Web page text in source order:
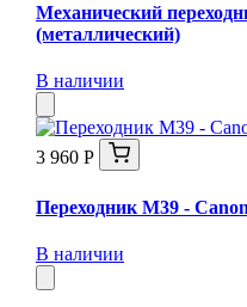
Механический
(металлический)
В наличии
3 960 Р
Переходник M39 -
В наличии